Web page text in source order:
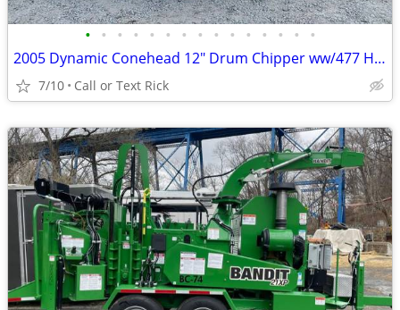
• • • • • • • • • • • • • • •
2005 Dynamic Conehead 12" Drum Chipper ww/477 Hours!! #4803
7/10 Call or Text Rick